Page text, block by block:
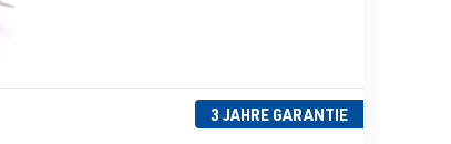
3 JAHRE GARANTIE